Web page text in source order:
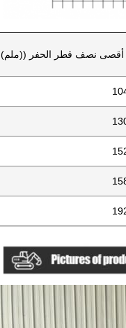
أقصى نصف قطر الحفر ((ملم)